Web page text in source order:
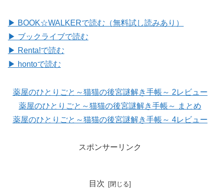
▶ BOOK☆WALKERで読む（無料試し読みあり）
▶ ブックライブで読む
▶ Renta!で読む
▶ hontoで読む
薬屋のひとりごと～猫猫の後宮謎解き手帳～ 2レビュー
薬屋のひとりごと～猫猫の後宮謎解き手帳～ まとめ
薬屋のひとりごと～猫猫の後宮謎解き手帳～ 4レビュー
スポンサーリンク
目次